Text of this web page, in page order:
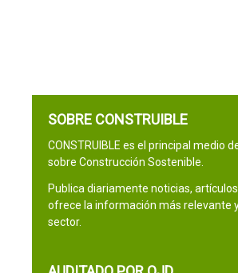
SOBRE CONSTRUIBLE
CONSTRUIBLE es el principal medio
sobre Construcción Sostenible.
Publica diariamente noticias,
ofrece la información más relevante
sector.